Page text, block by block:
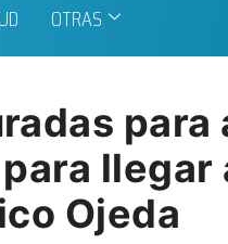
OTRAS
para
llegar
Ojeda